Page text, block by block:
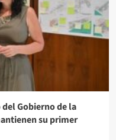
Gobierno de la
su primer